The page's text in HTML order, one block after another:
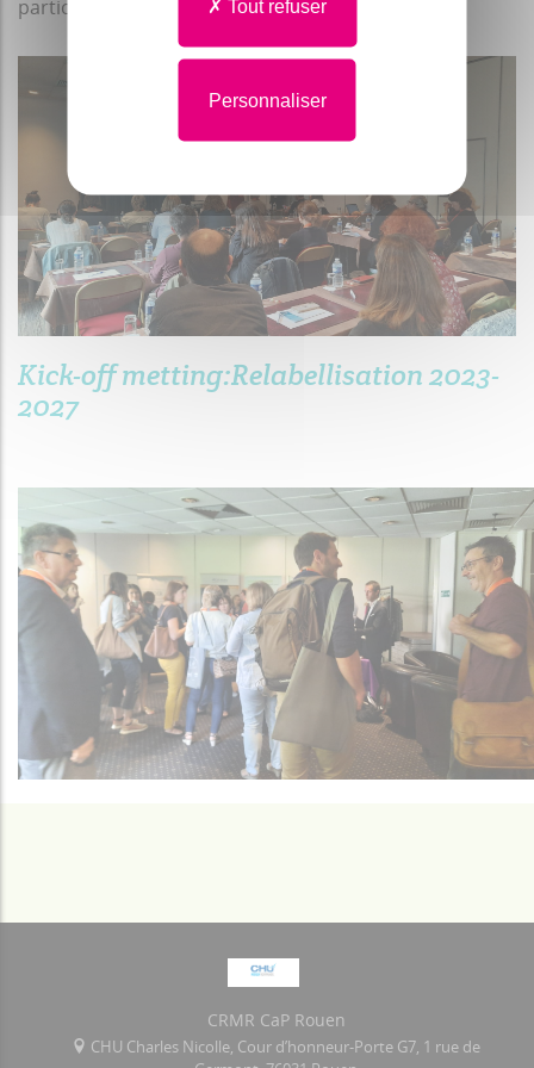
participation.
Kick-off metting:Relabellisation 2023-
2027
CRMR CaP Rouen
CHU Charles Nicolle, Cour d’honneur-Porte G7, 1 rue de
Tout refuser
Personnaliser